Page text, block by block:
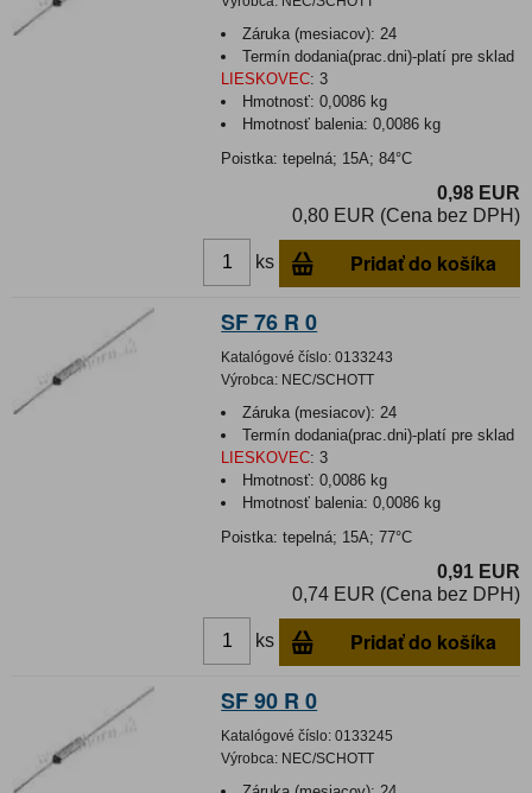
Záruka (mesiacov): 24
Termín dodania(prac.dni)-platí pre sklad
LIESKOVEC: 3
Hmotnosť:0,0086 kg
Hmotnosť balenia:0,0086 kg
Poistka: tepelná; 15A; 84°C
0,98 EUR
0,80 EUR (Cena bez DPH)
ks Pridať do košíka
SF 76 R 0
Katalógové číslo: 0133243
Výrobca: NEC/SCHOTT
Záruka (mesiacov): 24
Termín dodania(prac.dni)-platí pre sklad
LIESKOVEC: 3
Hmotnosť:0,0086 kg
Hmotnosť balenia:0,0086 kg
Poistka: tepelná; 15A; 77°C
0,91 EUR
0,74 EUR (Cena bez DPH)
ks Pridať do košíka
SF 90 R 0
Katalógové číslo: 0133245
Výrobca: NEC/SCHOTT